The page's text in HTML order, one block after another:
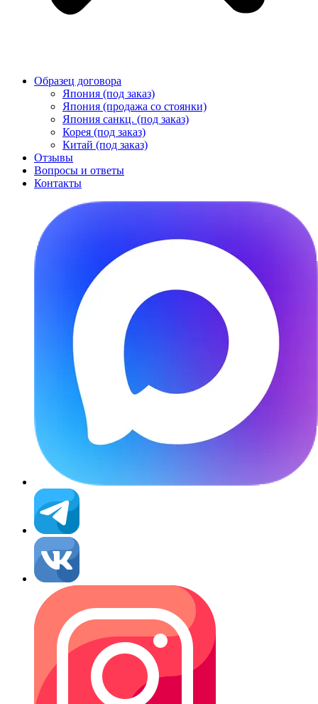
Образец договора
Япония (под заказ)
Япония (продажа со стоянки)
Япония санкц. (под заказ)
Корея (под заказ)
Китай (под заказ)
Отзывы
Вопросы и ответы
Контакты